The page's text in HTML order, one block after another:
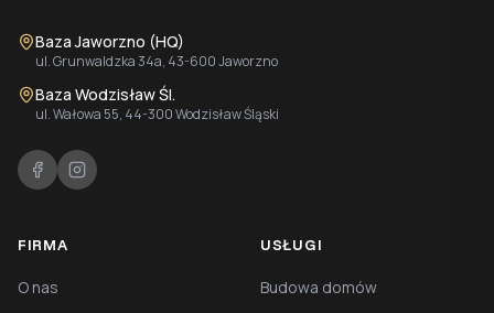
Baza Jaworzno (HQ)
ul. Grunwaldzka 34a, 43-600 Jaworzno
Baza Wodzisław Śl.
ul. Wałowa 55, 44-300 Wodzisław Śląski
FIRMA
O nas
USŁUGI
Budowa domów